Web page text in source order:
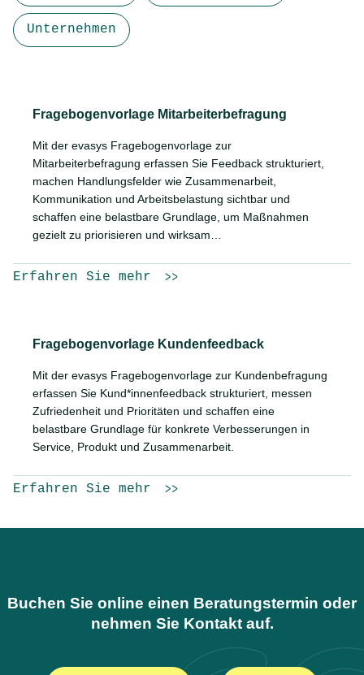
Unternehmen
Fragebogenvorlage Mitarbeiterbefragung
Mit der evasys Fragebogenvorlage zur
Mitarbeiterbefragung erfassen Sie Feedback strukturiert,
machen Handlungsfelder wie Zusammenarbeit,
Kommunikation und Arbeitsbelastung sichtbar und
schaffen eine belastbare Grundlage, um Maßnahmen
gezielt zu priorisieren und wirksam…
Erfahren Sie mehr
Fragebogenvorlage Kundenfeedback
Mit der evasys Fragebogenvorlage zur Kundenbefragung
erfassen Sie Kund*innenfeedback strukturiert, messen
Zufriedenheit und Prioritäten und schaffen eine
belastbare Grundlage für konkrete Verbesserungen in
Service, Produkt und Zusammenarbeit.
Erfahren Sie mehr
Buchen Sie online einen Beratungstermin oder
nehmen Sie Kontakt auf.